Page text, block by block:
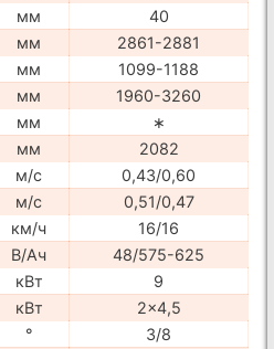
мм
40
мм
2861-2881
мм
1099-1188
мм
1960-3260
мм
∗
мм
2082
м/с
0,43/0,60
м/с
0,51/0,47
км/ч
16/16
В/Ач
48/575-625
кВт
9
кВт
2x4,5
°
3/8